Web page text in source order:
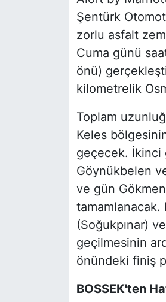
Şentürk
zorlu asfalt
Cuma günü
önü)
kilometrelik
Toplam
Keles
geçecek. İkinci
Göynükbelen
ve gün
tamamlanacak.
(Soğukpınar)
geçilmesinin
önündeki finiş
BOSSEK'ten